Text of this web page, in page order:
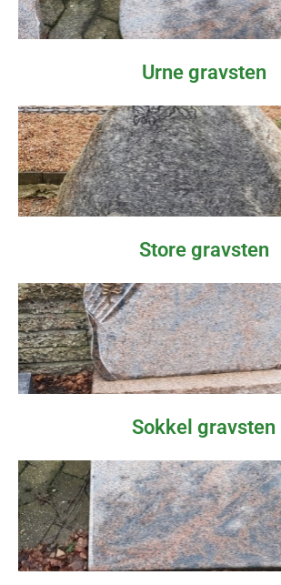
Urne gravsten
Store gravsten
Sokkel gravsten